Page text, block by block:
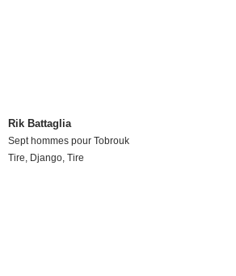
Rik Battaglia
Sept hommes pour Tobrouk
Tire, Django, Tire